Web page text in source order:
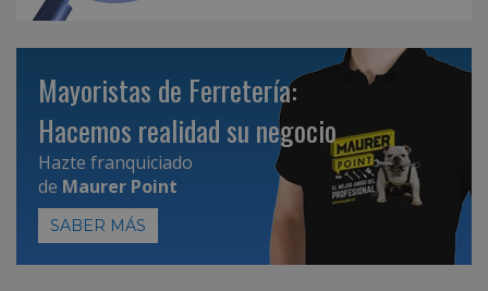
Mayoristas de Ferretería:
Hacemos realidad su negocio
Hazte franquiciado
de Maurer Point
SABER MÁS